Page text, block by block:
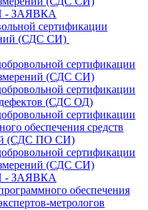
ЗАЯВКА
сертификации
(СДС СИ)
сертификации
(СДС СИ)
сертификации
(СДС ОД)
сертификации
обеспечения средств
(СДС ПО СИ)
сертификации
(СДС СИ)
ЗАЯВКА
обеспечения
метрологов